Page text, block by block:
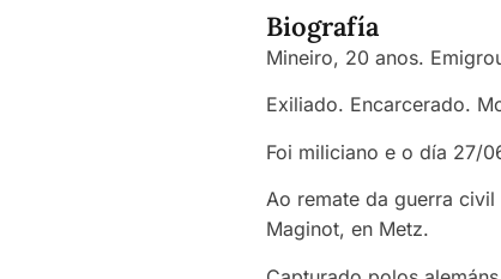
Biografía
Mineiro, 20 anos.
Exiliado. Encarcerado.
Foi miliciano e o día 27/
Ao remate da guerra civil
Maginot, en Metz.